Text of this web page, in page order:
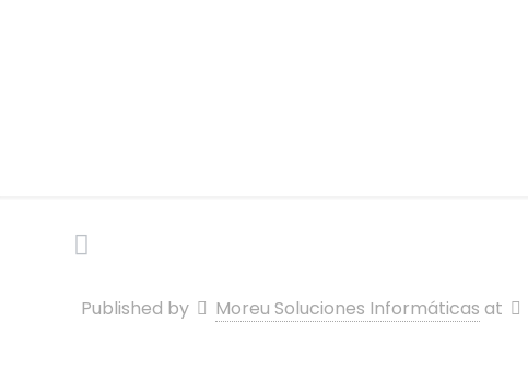
Published by Moreu Soluciones Informáticas at